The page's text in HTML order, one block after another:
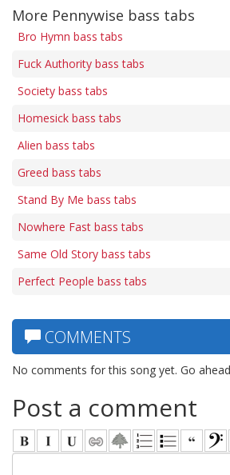
More Pennywise bass tabs
Bro Hymn bass tabs
Fuck Authority bass tabs
Society bass tabs
Homesick bass tabs
Alien bass tabs
Greed bass tabs
Stand By Me bass tabs
Nowhere Fast bass tabs
Same Old Story bass tabs
Perfect People bass tabs
COMMENTS
No comments for this song yet. Go
Post a comment